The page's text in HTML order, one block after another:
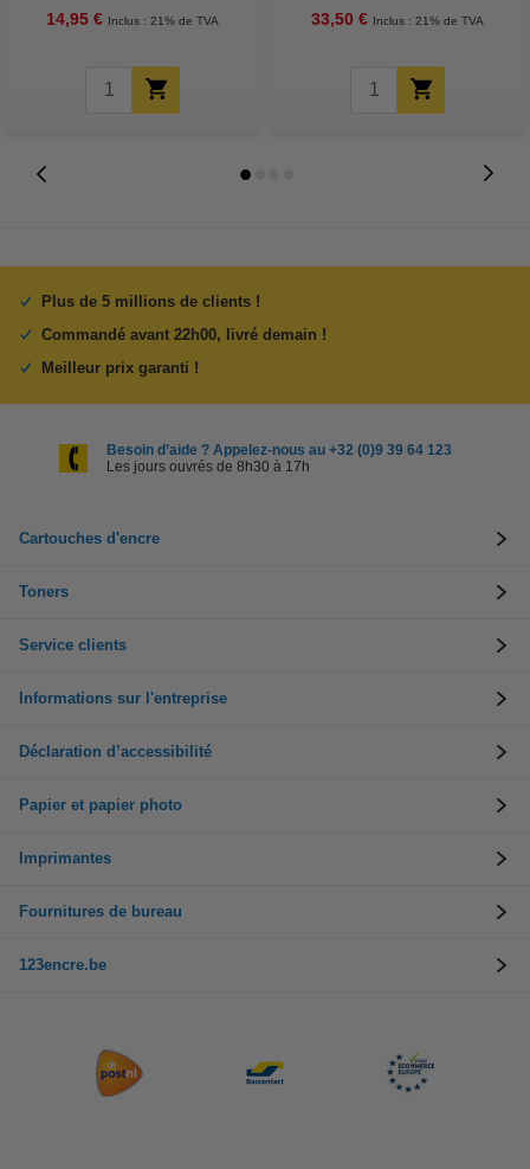
14,95 € Inclus : 21% de TVA 33,50 € Inclus : 21% de TVA
Plus de 5 millions de clients !
Commandé avant 22h00, livré demain !
Meilleur prix garanti !
Besoin d’aide ? Appelez-nous au +32 (0)9 39 64 123
Les jours ouvrés de 8h30 à 17h
Cartouches d'encre
Toners
Service clients
Informations sur l'entreprise
Déclaration d’accessibilité
Papier et papier photo
Imprimantes
Fournitures de bureau
123encre.be